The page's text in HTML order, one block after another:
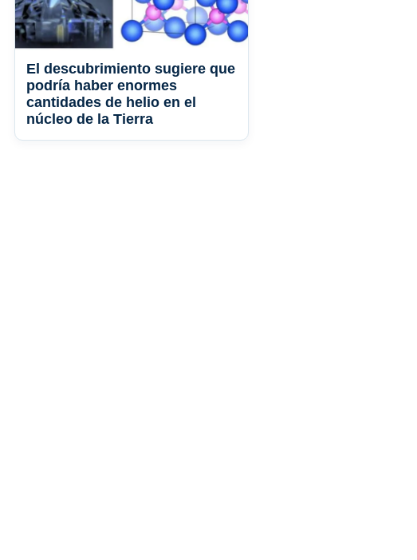
El descubrimiento sugiere que
podría haber enormes
cantidades de helio en el
núcleo de la Tierra